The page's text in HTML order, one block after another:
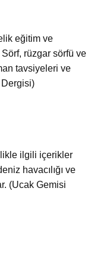
eğitim ve
rüzgar sörfü ve
tavsiyeleri ve
ilgili içerikler
havacılığı ve
(Ucak Gemisi